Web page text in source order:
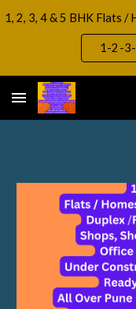
1-2-3-